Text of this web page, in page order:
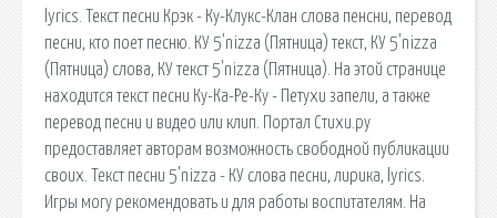
lyrics. Текст песни Крэк - Ку-Клукс-Клан слова пенсни, перевод
песни, кто поет песню. КУ 5'nizza (Пятница) текст, КУ 5'nizza
(Пятница) слова, КУ текст 5'nizza (Пятница). На этой странице
находится текст песни Ку-Ка-Ре-Ку - Петухи запели, а также
перевод песни и видео или клип. Портал Стихи.ру
предоставляет авторам возможность свободной публикации
своих. Текст песни 5'nizza - КУ слова песни, лирика, lyrics.
Игры могу рекомендовать и для работы воспитателям. На